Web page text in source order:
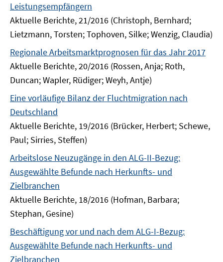
Leistungsempfängern
Aktuelle Berichte, 21/2016 (Christoph, Bernhard;
Lietzmann, Torsten; Tophoven, Silke; Wenzig, Claudia)
Regionale Arbeitsmarktprognosen für das Jahr 2017
Aktuelle Berichte, 20/2016 (Rossen, Anja; Roth,
Duncan; Wapler, Rüdiger; Weyh, Antje)
Eine vorläufige Bilanz der Fluchtmigration nach
Deutschland
Aktuelle Berichte, 19/2016 (Brücker, Herbert; Schewe,
Paul; Sirries, Steffen)
Arbeitslose Neuzugänge in den ALG-II-Bezug:
Ausgewählte Befunde nach Herkunfts- und
Zielbranchen
Aktuelle Berichte, 18/2016 (Hofman, Barbara;
Stephan, Gesine)
Beschäftigung vor und nach dem ALG-I-Bezug:
Ausgewählte Befunde nach Herkunfts- und
Zielbranchen